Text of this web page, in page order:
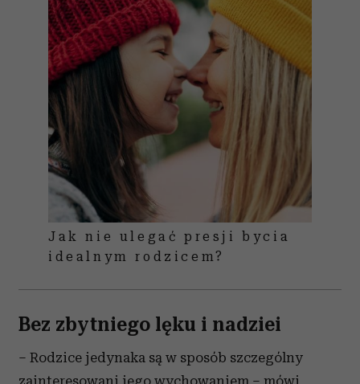
Jak nie ulegać presji bycia
idealnym rodzicem?
Bez zbytniego lęku i nadziei
– Rodzice jedynaka są w sposób szczególny
zainteresowani jego wychowaniem – mówi